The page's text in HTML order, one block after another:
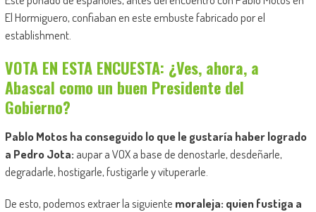
El Hormiguero, confiaban en este embuste fabricado por el
establishment.
VOTA EN ESTA ENCUESTA: ¿Ves, ahora, a
Abascal como un buen Presidente del
Gobierno?
Pablo Motos ha conseguido lo que le gustaría haber logrado
a Pedro Jota: aupar a VOX a base de denostarle, desdeñarle,
degradarle, hostigarle, fustigarle y vituperarle.
De esto, podemos extraer la siguiente moraleja: quien fustiga a